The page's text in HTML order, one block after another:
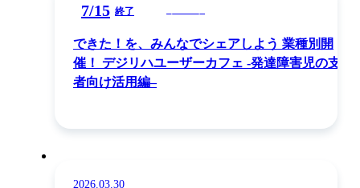
7/15 終了
できた！を、みんなでシェアしよう 業種別開
催！ デジリハユーザーカフェ -発達障害児の支援
者向け活用編–
2026.03.30